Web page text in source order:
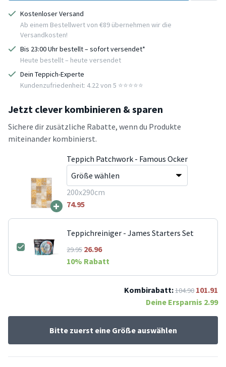
Kostenloser Versand
Ab einem Bestellwert von €89 übernehmen wir die
Versandkosten!
Bis 23:00 Uhr bestellt – sofort versendet*
Heute bestellt – heute versendet
Dein Teppich-Experte
Kundenzufriedenheit: 4.22 von 5 ⭐️⭐️⭐️⭐️⭐️
Jetzt clever kombinieren & sparen
Sichere dir zusätzliche Rabatte, wenn du Produkte
miteinander kombinierst.
+
Teppich Patchwork - Famous Ocker
200x290cm
74.95
Teppichreiniger - James Starters Set
29.9526.96
10% Rabatt
Kombirabatt:104.90 101.91
Deine Ersparnis 2.99
Bitte zuerst eine Größe auswählen